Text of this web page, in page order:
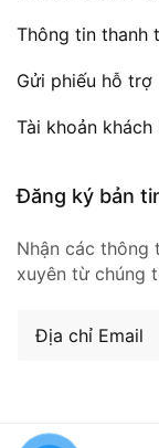
Thông tin thanh
Gửi phiếu hỗ trợ
Tài khoản khách
Đăng ký bản
Nhận các thông
xuyên từ chúng